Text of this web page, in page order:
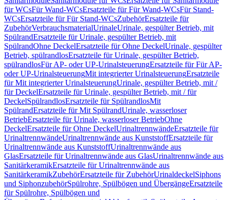
für WCsFür Wand-WCsErsatzteile für Für Wand-WCsFür Stand-
WCsErsatzteile für Für Stand-WCsZubehörErsatzteile für
ZubehörVerbrauchsmaterialUrinaleUrinale, gespülter Betrieb, mit
SpülrandErsatzteile für Urinale, gespülter Betrieb, mit
SpülrandOhne DeckelErsatzteile für Ohne DeckelUrinale, gespülter
Betrieb, spülrandlosErsatzteile für Urinale, gespülter Betrieb,
spülrandlosFür AP- oder UP-UrinalsteuerungErsatzteile für Für AP-
oder UP-UrinalsteuerungMit integrierter UrinalsteuerungErsatzteile
für Mit integrierter UrinalsteuerungUrinale, gespülter Betrieb, mit /
für DeckelErsatzteile für Urinale, gespülter Betrieb, mit / für
DeckelSpülrandlosErsatzteile für SpülrandlosMit
SpülrandErsatzteile für Mit SpülrandUrinale, wasserloser
BetriebErsatzteile für Urinale, wasserloser BetriebOhne
DeckelErsatzteile für Ohne DeckelUrinaltrennwändeErsatzteile für
UrinaltrennwändeUrinaltrennwände aus KunststoffErsatzteile für
Urinaltrennwände aus KunststoffUrinaltrennwände aus
GlasErsatzteile für Urinaltrennwände aus GlasUrinaltrennwände aus
SanitärkeramikErsatzteile für Urinaltrennwände aus
SanitärkeramikZubehörErsatzteile für ZubehörUrinaldeckelSiphons
und SiphonzubehörSpülrohre, Spülbögen und ÜbergängeErsatzteile
für Spülrohre, Spülbögen und